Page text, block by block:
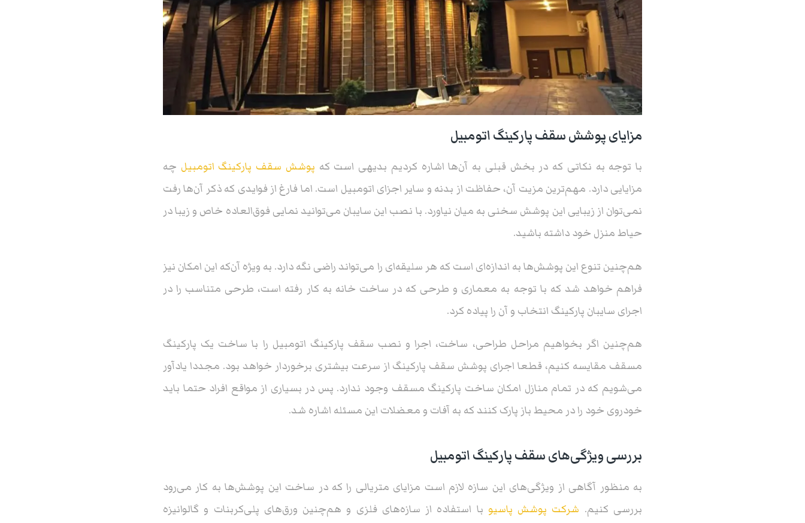
مزایای پوشش سقف پارکینگ اتومبیل
با توجه به نکاتی که در بخش قبلی به آن‌ها اشاره کردیم بدیهی است که پوشش سقف پارکینگ اتومبیل چه
مزایایی دارد. مهم‌ترین مزیت آن، حفاظت از بدنه و سایر اجزای اتومبیل است. اما فارغ از فوایدی که ذکر آن‌ها رفت
نمی‌توان از زیبایی این پوشش سخنی به میان نیاورد. با نصب این سایبان می‌توانید نمایی فوق‌العاده خاص و زیبا در
حیاط منزل خود داشته باشید.
هم‌چنین تنوع این پوشش‌ها به اندازه‌ای است که هر سلیقه‌ای را می‌تواند راضی نگه دارد. به ویژه آن‌که این امکان نیز
فراهم خواهد شد که با توجه به معماری و طرحی که در ساخت خانه به کار رفته است، طرحی متناسب را در
اجرای سایبان پارکینگ انتخاب و آن را پیاده کرد.
هم‌چنین اگر بخواهیم مراحل طراحی، ساخت، اجرا و نصب سقف پارکینگ اتومبیل را با ساخت یک پارکینگ
مسقف مقایسه کنیم، قطعا اجرای پوشش سقف پارکینگ از سرعت بیشتری برخوردار خواهد بود. مجددا یادآور
می‌شویم که در تمام منازل امکان ساخت پارکینگ مسقف وجود ندارد. پس در بسیاری از مواقع افراد حتما باید
خودروی خود را در محیط باز پارک کنند که به آفات و معضلات این مسئله اشاره شد.
بررسی ویژگی‌های سقف پارکینگ اتومبیل
به منظور آگاهی از ویژگی‌های این سازه لازم است مزایای متریالی را که در ساخت این پوشش‌ها به کار می‌رود
بررسی کنیم. شرکت پوشش پاسیو با استفاده از سازه‌های فلزی و هم‌چنین ورق‌های پلی‌کربنات و گالوانیزه